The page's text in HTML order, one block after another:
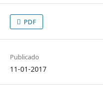
PDF
Publicado
11-01-2017